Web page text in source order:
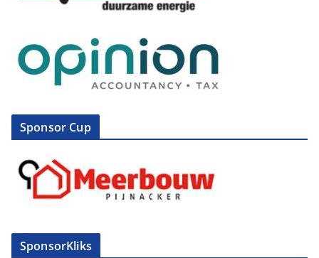
Sponsor Cup
SponsorKliks